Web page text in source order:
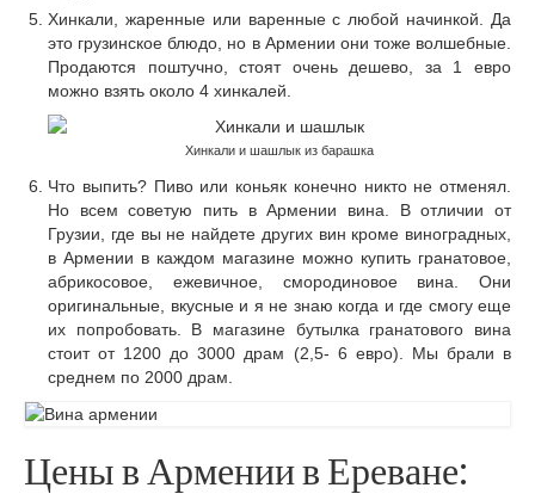
Хинкали, жаренные или варенные с любой начинкой. Да
это грузинское блюдо, но в Армении они тоже волшебные.
Продаются поштучно, стоят очень дешево, за 1 евро
можно взять около 4 хинкалей.
Хинкали и шашлык из барашка
Что выпить? Пиво или коньяк конечно никто не отменял.
Но всем советую пить в Армении вина. В отличии от
Грузии, где вы не найдете других вин кроме виноградных,
в Армении в каждом магазине можно купить гранатовое,
абрикосовое, ежевичное, смородиновое вина. Они
оригинальные, вкусные и я не знаю когда и где смогу еще
их попробовать. В магазине бутылка гранатового вина
стоит от 1200 до 3000 драм (2,5- 6 евро). Мы брали в
среднем по 2000 драм.
Цены в Армении в Ереване: